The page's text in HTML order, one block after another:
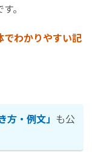
。
でわかりやすい記
方・例文」 も公